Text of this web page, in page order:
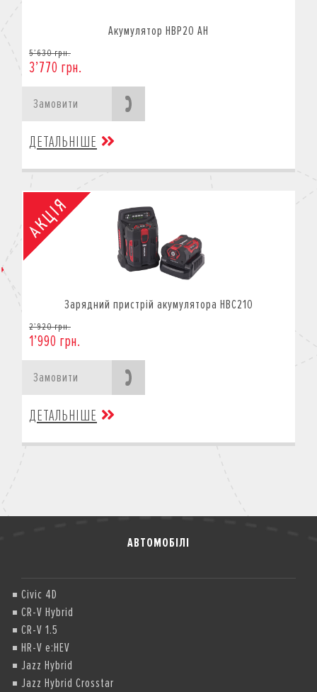
Акумулятор HBP20 AH
5’630 грн.
3’770 грн.
Замовити
ДЕТАЛЬНІШЕ
Зарядний пристрій акумулятора HBC210
2’920 грн.
1’990 грн.
Замовити
ДЕТАЛЬНІШЕ
АВТОМОБІЛІ
Civic 4D
CR-V Hybrid
CR-V 1.5
HR-V e:HEV
Jazz Hybrid
Jazz Hybrid Crosstar